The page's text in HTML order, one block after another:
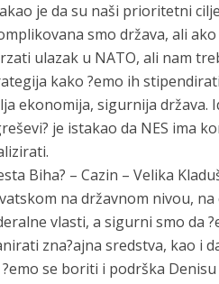
je da su naši prioritetni
smo država, ali
ulazak u NATO, ali nam
kako ?emo ih
ekonomija, sigurnija država.
je istakao da NES ima
Biha? – Cazin – Velika
na državnom nivou,
vlasti, a sigurni smo da
zna?ajna sredstva, kao i
se boriti i podrška